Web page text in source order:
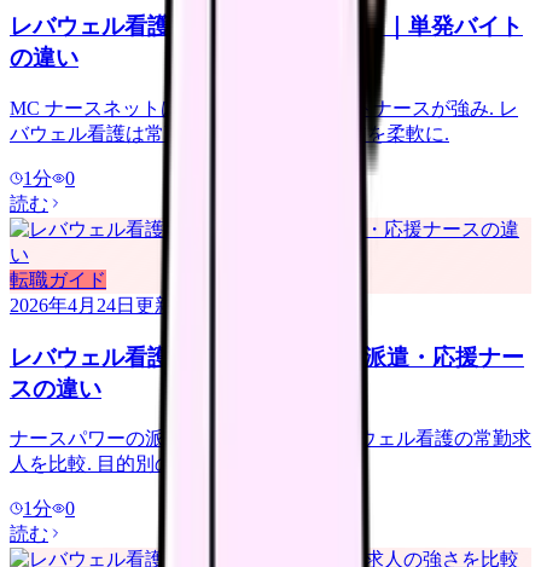
レバウェル看護 vs MC ナースネット｜単発バイト
の違い
MC ナースネットは単発バイト・イベントナースが強み. レ
バウェル看護は常勤中心. 併用でキャリアを柔軟に.
1分
0
読む
転職ガイド
2026年4月24日 更新
レバウェル看護 vs ナースパワー｜派遣・応援ナー
スの違い
ナースパワーの派遣・応援ナースとレバウェル看護の常勤求
人を比較. 目的別の選び方.
1分
0
読む